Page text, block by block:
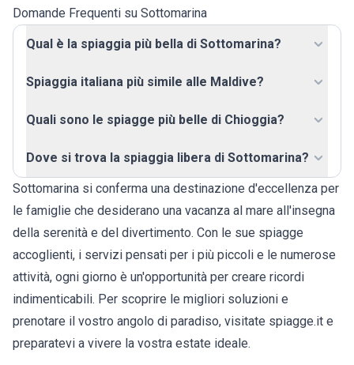
Domande Frequenti su Sottomarina
Qual è la spiaggia più bella di Sottomarina?
Spiaggia italiana più simile alle Maldive?
Quali sono le spiagge più belle di Chioggia?
Dove si trova la spiaggia libera di Sottomarina?
Sottomarina si conferma una destinazione d'eccellenza per
le famiglie che desiderano una vacanza al mare all'insegna
della serenità e del divertimento. Con le sue spiagge
accoglienti, i servizi pensati per i più piccoli e le numerose
attività, ogni giorno è un'opportunità per creare ricordi
indimenticabili. Per scoprire le migliori soluzioni e
prenotare il vostro angolo di paradiso, visitate spiagge.it e
preparatevi a vivere la vostra estate ideale.